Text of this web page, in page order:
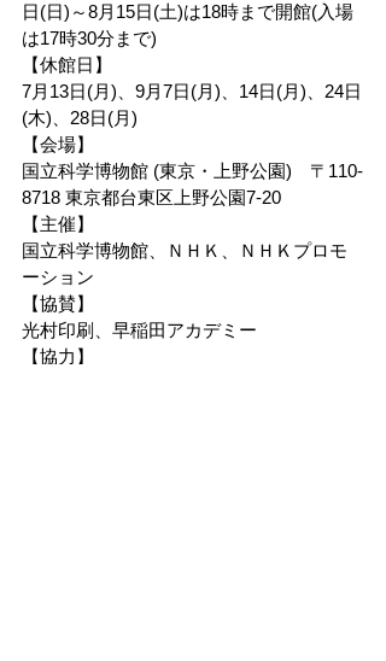
日(日)～8月15日(土)は18時まで開館(入場
は17時30分まで)
【休館日】
7月13日(月)、9月7日(月)、14日(月)、24日
(木)、28日(月)
【会場】
国立科学博物館 (東京・上野公園)　〒110-
8718 東京都台東区上野公園7-20
【主催】
国立科学博物館、ＮＨＫ、ＮＨＫプロモ
ーション
【協賛】
光村印刷、早稲田アカデミー
【協力】